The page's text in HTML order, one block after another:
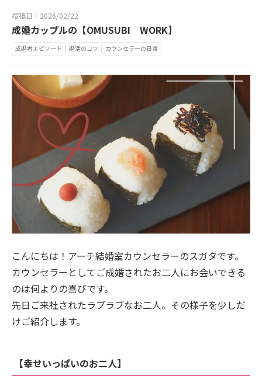
投稿日：2026/02/22
成婚カップルの【OMUSUBI WORK】
成婚者エピソード 婚活のコツ カウンセラーの日常
こんにちは！アーチ結婚室カウンセラーのスガタです。
カウンセラーとしてご成婚されたお二人にお会いできる
のは何よりの喜びです。
先日ご来社されたラブラブなお二人。その様子を少しだ
けご紹介します。
【幸せいっぱいのお二人】